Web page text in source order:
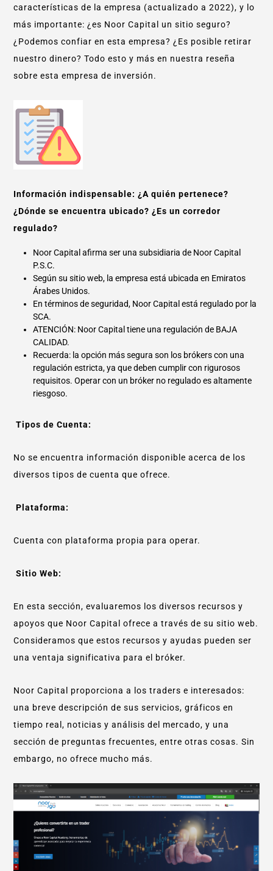
características de la empresa (actualizado a 2022), y lo
más importante: ¿es Noor Capital un sitio seguro?
¿Podemos confiar en esta empresa? ¿Es posible retirar
nuestro dinero? Todo esto y más en nuestra reseña
sobre esta empresa de inversión.
Información indispensable: ¿A quién pertenece?
¿Dónde se encuentra ubicado? ¿Es un corredor
regulado?
Noor Capital afirma ser una subsidiaria de Noor Capital
P.S.C.
Según su sitio web, la empresa está ubicada en Emiratos
Árabes Unidos.
En términos de seguridad, Noor Capital está regulado por la
SCA.
ATENCIÓN: Noor Capital tiene una regulación de BAJA
CALIDAD.
Recuerda: la opción más segura son los brókers con una
regulación estricta, ya que deben cumplir con rigurosos
requisitos. Operar con un bróker no regulado es altamente
riesgoso.
Tipos de Cuenta:
No se encuentra información disponible acerca de los
diversos tipos de cuenta que ofrece.
Plataforma:
Cuenta con plataforma propia para operar.
Sitio Web:
En esta sección, evaluaremos los diversos recursos y
apoyos que Noor Capital ofrece a través de su sitio web.
Consideramos que estos recursos y ayudas pueden ser
una ventaja significativa para el bróker.
Noor Capital proporciona a los traders e interesados:
una breve descripción de sus servicios, gráficos en
tiempo real, noticias y análisis del mercado, y una
sección de preguntas frecuentes, entre otras cosas. Sin
embargo, no ofrece mucho más.